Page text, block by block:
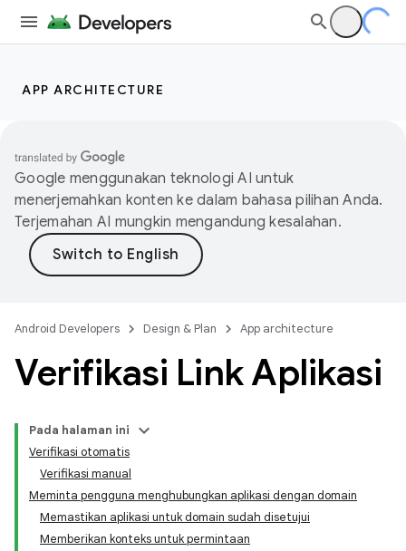
APP ARCHITECTURE
Google menggunakan teknologi AI untuk
menerjemahkan konten ke dalam bahasa pilihan Anda.
Terjemahan AI mungkin mengandung kesalahan.
Android Developers Design & Plan App architecture
Verifikasi Link Aplikasi
Pada halaman ini
Verifikasi otomatis
Verifikasi manual
Meminta pengguna menghubungkan aplikasi dengan domain
Memastikan aplikasi untuk domain sudah disetujui
Memberikan konteks untuk permintaan